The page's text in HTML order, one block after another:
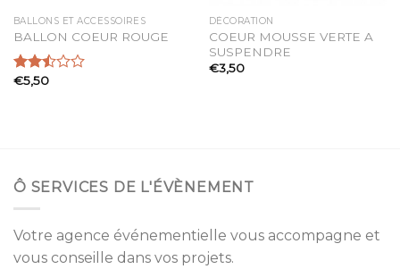
BALLONS ET ACCESSOIRES
BALLON COEUR ROUGE
Note
€5,50
DÉCORATION
COEUR MOUSSE VERTE A
SUSPENDRE
€3,50
Ô SERVICES DE L'ÉVÈNEMENT
Votre agence événementielle vous accompagne et
vous conseille dans vos projets.